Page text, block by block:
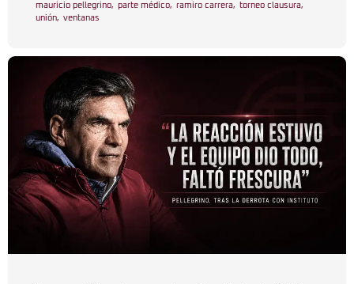
mauricio pellegrino, parte médico, ramiro carrera, torneo clausura,
unión, ventanas